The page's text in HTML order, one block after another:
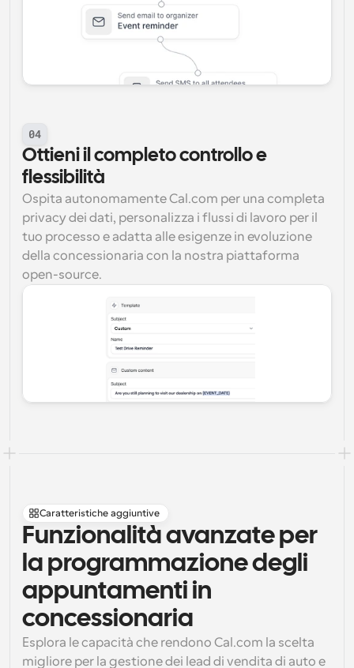
04
Ottieni il completo controllo e
flessibilità
Ospita autonomamente Cal.com per una completa
privacy dei dati, personalizza i flussi di lavoro per il
tuo processo e adatta alle esigenze in evoluzione
della concessionaria con la nostra piattaforma
open-source.
Caratteristiche aggiuntive
Funzionalità avanzate per
la programmazione degli
appuntamenti in
concessionaria
Esplora le capacità che rendono Cal.com la scelta
migliore per la gestione dei lead di vendita di auto e